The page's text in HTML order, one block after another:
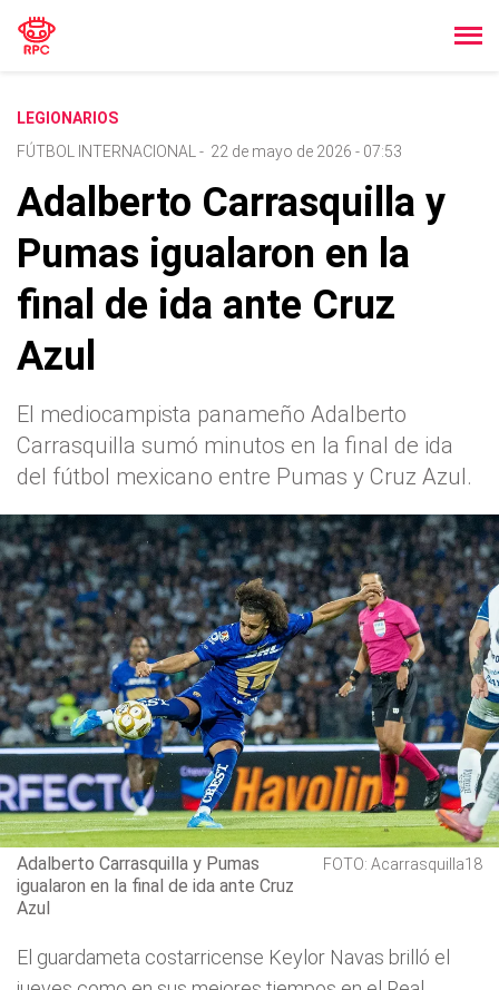
LEGIONARIOS
FÚTBOL INTERNACIONAL
- 22 de mayo de 2026 - 07:53
Adalberto Carrasquilla y
Pumas igualaron en la
final de ida ante Cruz
Azul
El mediocampista panameño Adalberto
Carrasquilla sumó minutos en la final de ida
del fútbol mexicano entre Pumas y Cruz Azul.
Adalberto Carrasquilla y Pumas
igualaron en la final de ida ante Cruz
Azul
FOTO: Acarrasquilla18
El guardameta costarricense Keylor Navas brilló el